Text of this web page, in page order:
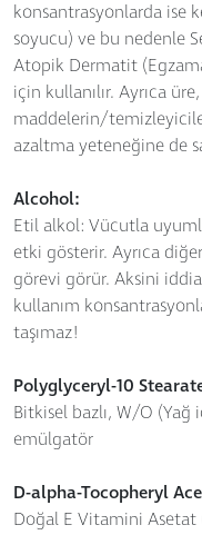
konsantrasyonlarda ise
soyucu) ve bu nedenle
Atopik Dermatit
için kullanılır. Ayrıca
maddelerin/
azaltma yeteneğine de
Alcohol:
Etil alkol: Vücutla
etki gösterir. Ayrıca
görevi görür. Aksini
kullanım
taşımaz!
Polyglyceryl-10
Bitkisel bazlı, W/O (Yağ
emülgatör
D-alpha-Tocopheryl
Doğal E Vitamini